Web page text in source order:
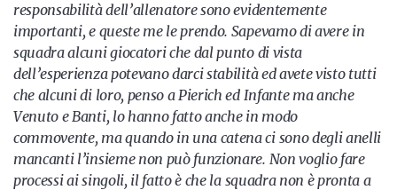
responsabilità dell’allenatore sono evidentemente
importanti, e queste me le prendo. Sapevamo di avere in
squadra alcuni giocatori che dal punto di vista
dell’esperienza potevano darci stabilità ed avete visto tutti
che alcuni di loro, penso a Pierich ed Infante ma anche
Venuto e Banti, lo hanno fatto anche in modo
commovente, ma quando in una catena ci sono degli anelli
mancanti l’insieme non può funzionare. Non voglio fare
processi ai singoli, il fatto è che la squadra non è pronta a